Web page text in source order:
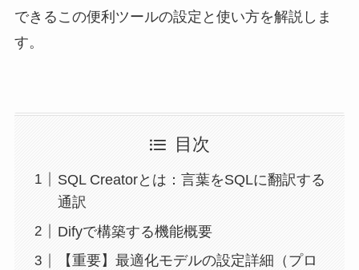
できるこの便利ツールの設定と使い方を解説しま
す。
目次
SQL Creatorとは：言葉をSQLに翻訳する
通訳
Difyで構築する機能概要
【重要】最適化モデルの設定詳細（プロ